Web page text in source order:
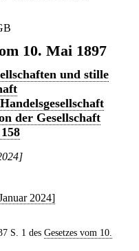
10. Mai 1897
und stille
der Gesellschaft
2024]
S. 1 des Gesetzes vom 10.